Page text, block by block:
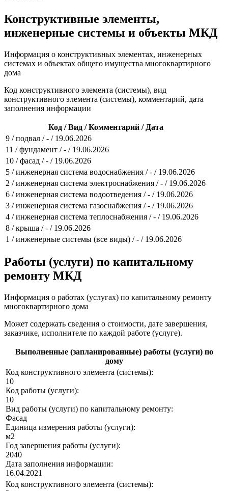
Конструктивные элементы,
инженерные системы и объекты МКД
Информация о конструктивных элементах, инженерных
системах и объектах общего имущества многоквартирного
дома
Код конструктивного элемента (системы), вид
конструктивного элемента (системы), комментарий, дата
заполнения информации
Код / Вид / Комментарий / Дата
9 / подвал / - / 19.06.2026
11 / фундамент / - / 19.06.2026
10 / фасад / - / 19.06.2026
5 / инженерная система водоснабжения / - / 19.06.2026
2 / инженерная система электроснабжения / - / 19.06.2026
6 / инженерная система водоотведения / - / 19.06.2026
3 / инженерная система газоснабжения / - / 19.06.2026
4 / инженерная система теплоснабжения / - / 19.06.2026
8 / крыша / - / 19.06.2026
1 / инженерные системы (все виды) / - / 19.06.2026
Работы (услуги) по капитальному
ремонту МКД
Информация о работах (услугах) по капитальному ремонту
многоквартирного дома
Может содержать сведения о стоимости, дате завершения,
заказчике, исполнителе по каждой работе (услуге).
Выполненные (запланированные) работы (услуги) по
дому
Код конструктивного элемента (системы):
10
Код работы (услуги):
10
Вид работы (услуги) по капитальному ремонту:
Фасад
Единица измерения работы (услуги):
м2
Год завершения работы (услуги):
2040
Дата заполнения информации:
16.04.2021
Код конструктивного элемента (системы):